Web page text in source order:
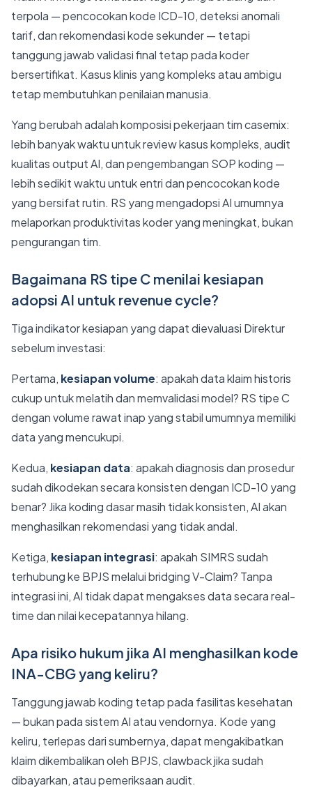
terpola — pencocokan kode ICD-10, deteksi anomali
tarif, dan rekomendasi kode sekunder — tetapi
tanggung jawab validasi final tetap pada koder
bersertifikat. Kasus klinis yang kompleks atau ambigu
tetap membutuhkan penilaian manusia.
Yang berubah adalah komposisi pekerjaan tim casemix:
lebih banyak waktu untuk review kasus kompleks, audit
kualitas output AI, dan pengembangan SOP koding —
lebih sedikit waktu untuk entri dan pencocokan kode
yang bersifat rutin. RS yang mengadopsi AI umumnya
melaporkan produktivitas koder yang meningkat, bukan
pengurangan tim.
Bagaimana RS tipe C menilai kesiapan
adopsi AI untuk revenue cycle?
Tiga indikator kesiapan yang dapat dievaluasi Direktur
sebelum investasi:
Pertama, kesiapan volume: apakah data klaim historis
cukup untuk melatih dan memvalidasi model? RS tipe C
dengan volume rawat inap yang stabil umumnya memiliki
data yang mencukupi.
Kedua, kesiapan data: apakah diagnosis dan prosedur
sudah dikodekan secara konsisten dengan ICD-10 yang
benar? Jika koding dasar masih tidak konsisten, AI akan
menghasilkan rekomendasi yang tidak andal.
Ketiga, kesiapan integrasi: apakah SIMRS sudah
terhubung ke BPJS melalui bridging V-Claim? Tanpa
integrasi ini, AI tidak dapat mengakses data secara real-
time dan nilai kecepatannya hilang.
Apa risiko hukum jika AI menghasilkan kode
INA-CBG yang keliru?
Tanggung jawab koding tetap pada fasilitas kesehatan
— bukan pada sistem AI atau vendornya. Kode yang
keliru, terlepas dari sumbernya, dapat mengakibatkan
klaim dikembalikan oleh BPJS, clawback jika sudah
dibayarkan, atau pemeriksaan audit.